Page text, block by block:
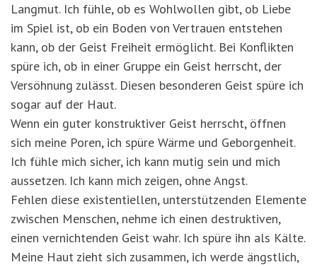
Langmut. Ich fühle, ob es Wohlwollen gibt, ob Liebe
im Spiel ist, ob ein Boden von Vertrauen entstehen
kann, ob der Geist Freiheit ermöglicht. Bei Konflikten
spüre ich, ob in einer Gruppe ein Geist herrscht, der
Versöhnung zulässt. Diesen besonderen Geist spüre ich
sogar auf der Haut.
Wenn ein guter konstruktiver Geist herrscht, öffnen
sich meine Poren, ich spüre Wärme und Geborgenheit.
Ich fühle mich sicher, ich kann mutig sein und mich
aussetzen. Ich kann mich zeigen, ohne Angst.
Fehlen diese existentiellen, unterstützenden Elemente
zwischen Menschen, nehme ich einen destruktiven,
einen vernichtenden Geist wahr. Ich spüre ihn als Kälte.
Meine Haut zieht sich zusammen, ich werde ängstlich,